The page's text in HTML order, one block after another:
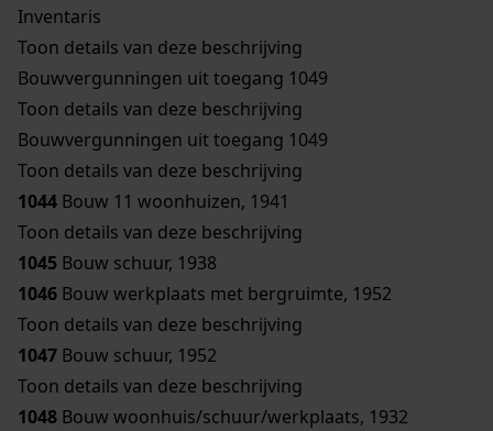
Inventaris
Toon details van deze beschrijving
Bouwvergunningen uit toegang 1049
Toon details van deze beschrijving
Bouwvergunningen uit toegang 1049
Toon details van deze beschrijving
1044 Bouw 11 woonhuizen, 1941
Toon details van deze beschrijving
1045 Bouw schuur, 1938
1046 Bouw werkplaats met bergruimte, 1952
Toon details van deze beschrijving
1047 Bouw schuur, 1952
Toon details van deze beschrijving
1048 Bouw woonhuis/schuur/werkplaats, 1932